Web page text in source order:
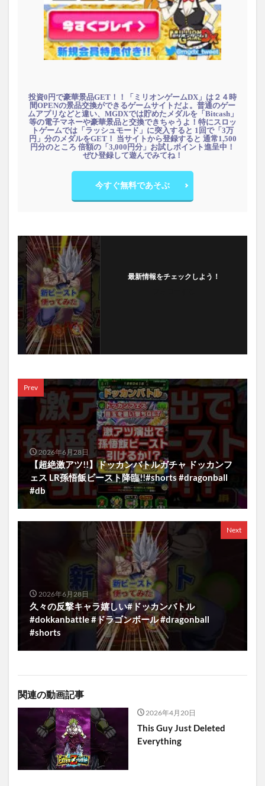
投資0円で豪華景品GET！！「ミリオンゲームDX」は２４時
間OPENの景品交換ができるゲームサイトだよ。普通のゲー
ムアプリなどと違い、MGDXでは貯めたメダルを「Bitcash」
等の電子マネーや豪華景品と交換できちゃうよ！特にスロッ
トゲームでは「ラッシュモード」に突入すると 1回で「3万
円」分のメダルをGET！ 当サイトから登録すると 通常1,500
円分のところ 倍額の「3,000円分」お試しポイント進呈中！
ぜひ登録して遊んでみてね！
今すぐ無料であそぶ
最新情報をチェックしよう！
Prev
2026年6月28日
【超絶激アツ!!】ドッカンバトルガチャ ドッカンフ
ェス LR孫悟飯ビースト降臨!!#shorts #dragonball
#db
Next
2026年6月28日
久々の反撃キャラ嬉しい#ドッカンバトル
#dokkanbattle #ドラゴンボール #dragonball
#shorts
関連の動画記事
2026年4月20日
This Guy Just Deleted
Everything